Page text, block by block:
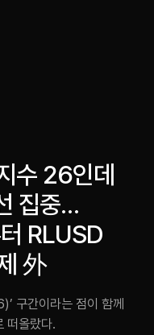
수 26인데
집중…
RLUSD
外
구간이라는 점이 함께
떠올랐다.